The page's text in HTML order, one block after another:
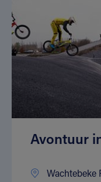
Avontuur
Wachtebeke